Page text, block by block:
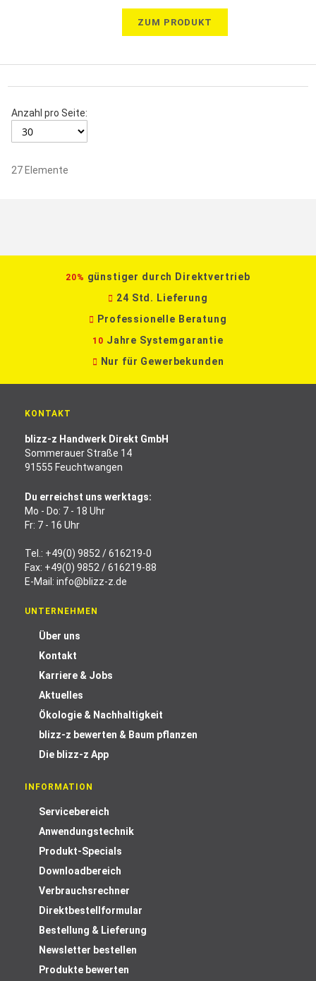
ZUM PRODUKT
Anzahl pro Seite:
27 Elemente
20% günstiger durch Direktvertrieb
24 Std. Lieferung
Professionelle Beratung
10 Jahre Systemgarantie
Nur für Gewerbekunden
KONTAKT
blizz-z Handwerk Direkt GmbH
Sommerauer Straße 14
91555 Feuchtwangen
Du erreichst uns werktags:
Mo - Do: 7 - 18 Uhr
Fr: 7 - 16 Uhr
Tel.: +49(0) 9852 / 616219-0
Fax: +49(0) 9852 / 616219-88
E-Mail: info@blizz-z.de
UNTERNEHMEN
Über uns
Kontakt
Karriere & Jobs
Aktuelles
Ökologie & Nachhaltigkeit
blizz-z bewerten & Baum pflanzen
Die blizz-z App
INFORMATION
Servicebereich
Anwendungstechnik
Produkt-Specials
Downloadbereich
Verbrauchsrechner
Direktbestellformular
Bestellung & Lieferung
Newsletter bestellen
Produkte bewerten